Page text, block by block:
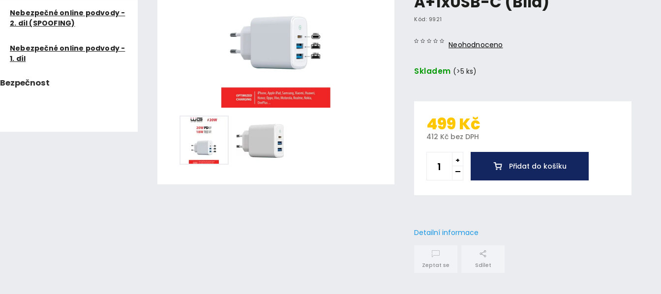
Nebezpečné online podvody -
2. díl (SPOOFING)
Nebezpečné online podvody -
1. díl
Bezpečnost
Kód: 9921
Neohodnoceno
Skladem (>5 ks)
499 Kč
412 Kč bez DPH
Přidat do košíku
Detailní informace
Zeptat se Sdílet